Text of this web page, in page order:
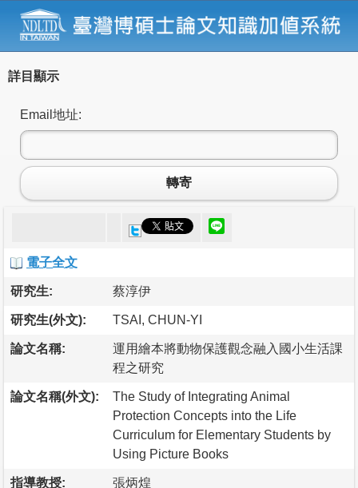
詳目顯示
Email地址:
轉寄
電子全文
研究生: 蔡淳伊
研究生(外文): TSAI, CHUN-YI
論文名稱:
運用繪本將動物保護觀念融入國小生活課
程之研究
論文名稱(外文):
The Study of Integrating Animal
Protection Concepts into the Life
Curriculum for Elementary Students by
Using Picture Books
指導教授: 張炳煌